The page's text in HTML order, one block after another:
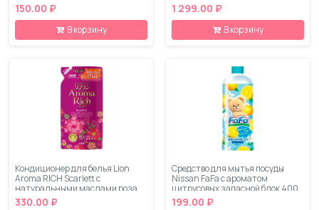
150.00 ₽
В корзину
1 299.00 ₽
В корзину
Кондиционер для белья Lion
Aroma RICH Scarlett с
натуральными маслами роза
мимоза запасной блок 430 мл
330.00 ₽
Средство для мытья посуды
Nissan FaFa с ароматом
цитрусовых запасной блок 400
мл
199.00 ₽